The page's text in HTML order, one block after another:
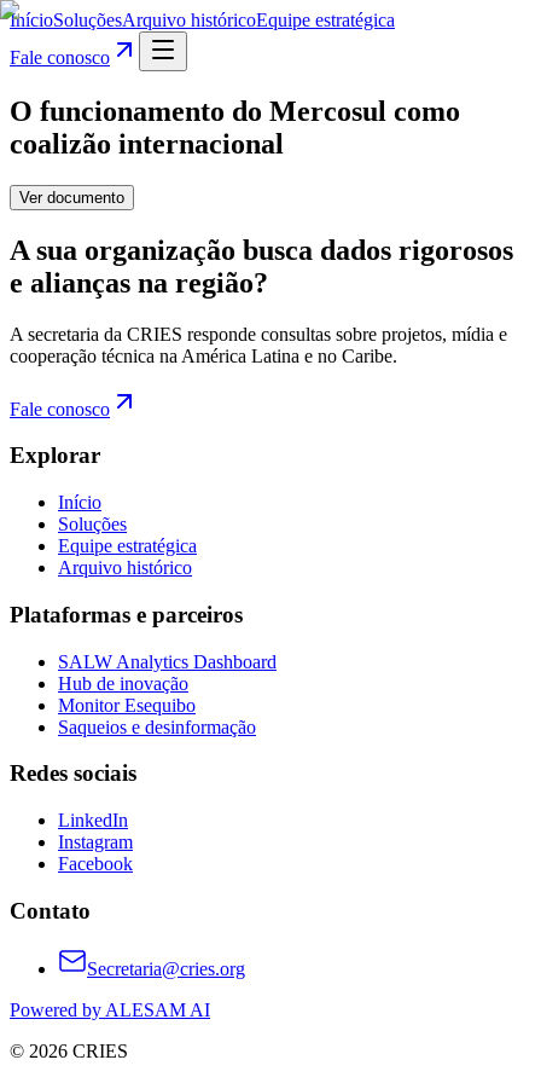
InícioSoluçõesArquivo históricoEquipe estratégica
Fale conosco
O funcionamento do Mercosul como
coalizão internacional
Ver documento
A sua organização busca dados rigorosos
e alianças na região?
A secretaria da CRIES responde consultas sobre projetos, mídia e
cooperação técnica na América Latina e no Caribe.
Fale conosco
Explorar
Início
Soluções
Equipe estratégica
Arquivo histórico
Plataformas e parceiros
SALW Analytics Dashboard
Hub de inovação
Monitor Esequibo
Saqueios e desinformação
Redes sociais
LinkedIn
Instagram
Facebook
Contato
Secretaria@cries.org
Powered by ALESAM AI
© 2026 CRIES